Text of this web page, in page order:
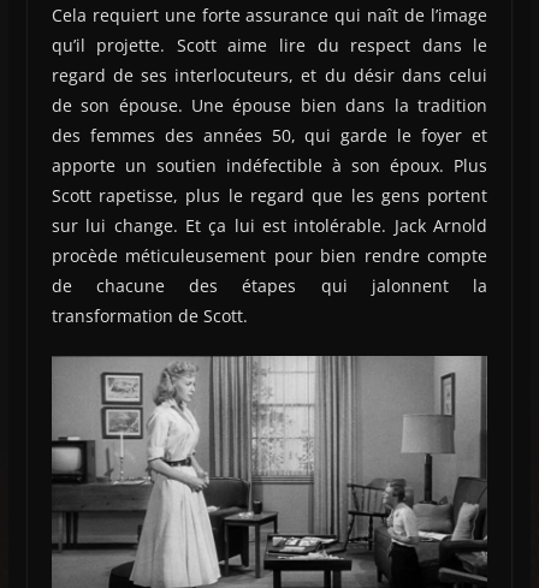
Cela requiert une forte assurance qui naît de l’image
qu’il projette. Scott aime lire du respect dans le
regard de ses interlocuteurs, et du désir dans celui
de son épouse. Une épouse bien dans la tradition
des femmes des années 50, qui garde le foyer et
apporte un soutien indéfectible à son époux. Plus
Scott rapetisse, plus le regard que les gens portent
sur lui change. Et ça lui est intolérable. Jack Arnold
procède méticuleusement pour bien rendre compte
de chacune des étapes qui jalonnent la
transformation de Scott.